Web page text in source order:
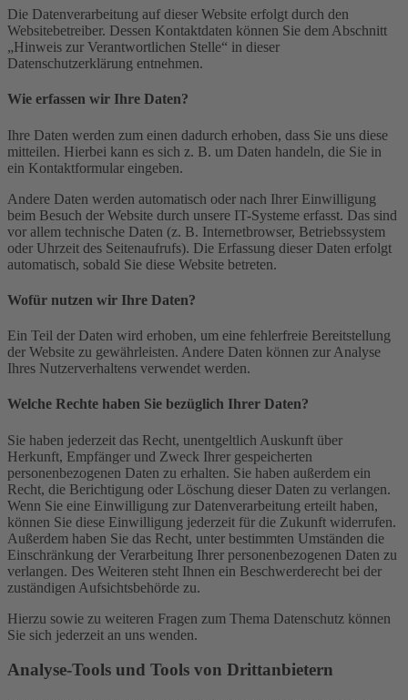
Die Datenverarbeitung auf dieser Website erfolgt durch den
Websitebetreiber. Dessen Kontaktdaten können Sie dem Abschnitt
„Hinweis zur Verantwortlichen Stelle“ in dieser
Datenschutzerklärung entnehmen.
Wie erfassen wir Ihre Daten?
Ihre Daten werden zum einen dadurch erhoben, dass Sie uns diese
mitteilen. Hierbei kann es sich z. B. um Daten handeln, die Sie in
ein Kontaktformular eingeben.
Andere Daten werden automatisch oder nach Ihrer Einwilligung
beim Besuch der Website durch unsere IT-Systeme erfasst. Das sind
vor allem technische Daten (z. B. Internetbrowser, Betriebssystem
oder Uhrzeit des Seitenaufrufs). Die Erfassung dieser Daten erfolgt
automatisch, sobald Sie diese Website betreten.
Wofür nutzen wir Ihre Daten?
Ein Teil der Daten wird erhoben, um eine fehlerfreie Bereitstellung
der Website zu gewährleisten. Andere Daten können zur Analyse
Ihres Nutzerverhaltens verwendet werden.
Welche Rechte haben Sie bezüglich Ihrer Daten?
Sie haben jederzeit das Recht, unentgeltlich Auskunft über
Herkunft, Empfänger und Zweck Ihrer gespeicherten
personenbezogenen Daten zu erhalten. Sie haben außerdem ein
Recht, die Berichtigung oder Löschung dieser Daten zu verlangen.
Wenn Sie eine Einwilligung zur Datenverarbeitung erteilt haben,
können Sie diese Einwilligung jederzeit für die Zukunft widerrufen.
Außerdem haben Sie das Recht, unter bestimmten Umständen die
Einschränkung der Verarbeitung Ihrer personenbezogenen Daten zu
verlangen. Des Weiteren steht Ihnen ein Beschwerderecht bei der
zuständigen Aufsichtsbehörde zu.
Hierzu sowie zu weiteren Fragen zum Thema Datenschutz können
Sie sich jederzeit an uns wenden.
Analyse-Tools und Tools von Dritt­anbietern